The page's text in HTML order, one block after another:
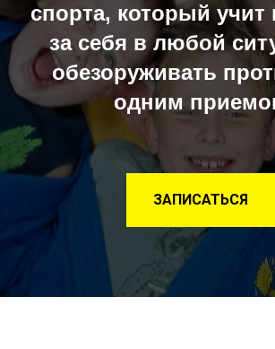
спорта, который учит
за себя в любой
обезоруживать
одним
ЗАПИСАТЬСЯ